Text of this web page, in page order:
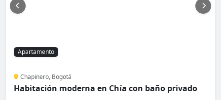
Apartamento
Chapinero, Bogotá
Habitación moderna en Chía con baño privado